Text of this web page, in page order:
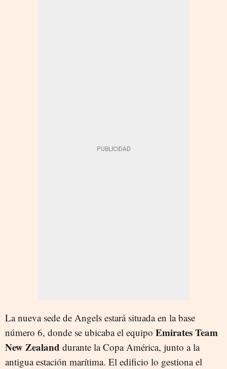
La nueva sede de Angels estará situada en la base
número 6, donde se ubicaba el equipo Emirates Team
New Zealand durante la Copa América, junto a la
antigua estación marítima. El edificio lo gestiona el